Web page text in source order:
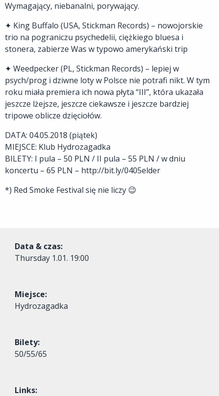
Wymagający, niebanalni, porywający.
✦ King Buffalo (USA, Stickman Records) – nowojorskie
trio na pograniczu psychedelii, ciężkiego bluesa i
stonera, zabierze Was w typowo amerykański trip
✦ Weedpecker (PL, Stickman Records) – lepiej w
psych/prog i dziwne loty w Polsce nie potrafi nikt. W tym
roku miała premiera ich nowa płyta “III”, która ukazała
jeszcze lżejsze, jeszcze ciekawsze i jeszcze bardziej
tripowe oblicze dzięciołów.
DATA: 04.05.2018 (piątek)
MIEJSCE: Klub Hydrozagadka
BILETY: I pula – 50 PLN / II pula – 55 PLN / w dniu
koncertu – 65 PLN – http://bit.ly/0405elder
*) Red Smoke Festival się nie liczy 😉
Data & czas:
Thursday 1.01. 19:00
Miejsce:
Hydrozagadka
Bilety:
50/55/65
Links: